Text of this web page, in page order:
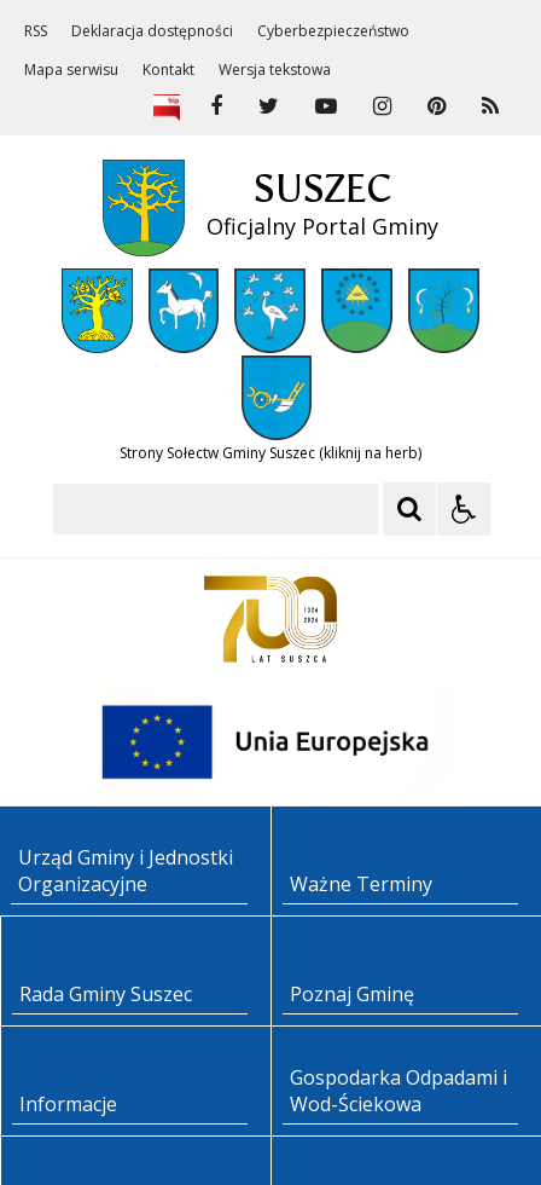
RSS Deklaracja dostępności
Cyberbezpieczeństwo
Mapa serwisu
Kontakt Wersja tekstowa
SUSZEC
Oficjalny Portal Gminy
Strony Sołectw Gminy Suszec (kliknij na herb)
Urząd Gminy i Jednostki
Organizacyjne
Ważne Terminy
Rada Gminy Suszec Poznaj Gminę
Informacje
Gospodarka Odpadami i
Wod-Ściekowa